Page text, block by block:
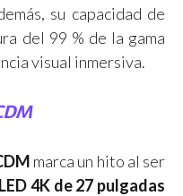
su capacidad de
del 99 % de la gama
visual inmersiva.
marca un hito al ser
4K de 27 pulgadas